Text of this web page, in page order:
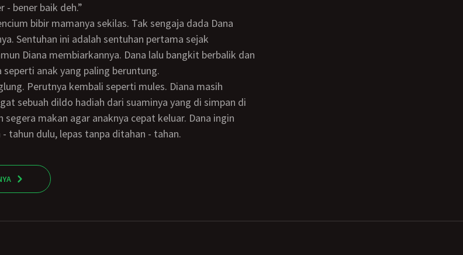
- bener baik deh.”
Sentuhan ini adalah sentuhan pertama sejak
Diana membiarkannya. Dana lalu bangkit berbalik dan
seperti anak yang paling beruntung.
sebuah dildo hadiah dari suaminya yang di simpan di
segera makan agar anaknya cepat keluar. Dana ingin
tahun dulu, lepas tanpa ditahan - tahan.